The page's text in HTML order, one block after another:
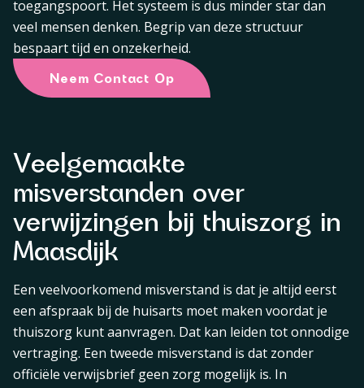
toegangspoort. Het systeem is dus minder star dan
veel mensen denken. Begrip van deze structuur
bespaart tijd en onzekerheid.
Neem Contact Op
Veelgemaakte
misverstanden over
verwijzingen bij thuiszorg in
Maasdijk
Een veelvoorkomend misverstand is dat je altijd eerst
een afspraak bij de huisarts moet maken voordat je
thuiszorg kunt aanvragen. Dat kan leiden tot onnodige
vertraging. Een tweede misverstand is dat zonder
officiële verwijsbrief geen zorg mogelijk is. In